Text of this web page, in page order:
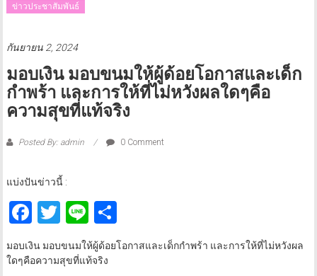
ข่าวประชาสัมพันธ์
กันยายน 2, 2024
มอบเงิน มอบขนมให้ผู้ด้อยโอกาสและเด็ก
กำพร้า และการให้ที่ไม่หวังผลใดๆคือ
ความสุขที่แท้จริง
Posted By: admin 0 Comment
แบ่งปันข่าวนี้ :
Facebook
Twitter
LineShare
มอบเงิน มอบขนมให้ผู้ด้อยโอกาสและเด็กกำพร้า และการให้ที่ไม่หวังผล
ใดๆคือความสุขที่แท้จริง